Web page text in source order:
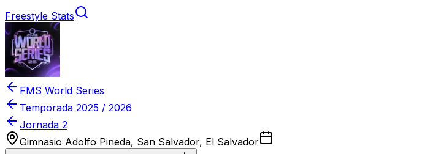
Freestyle Stats
FMS World Series
Temporada 2025 / 2026
Jornada 2
Gimnasio Adolfo Pineda, San Salvador, El Salvador